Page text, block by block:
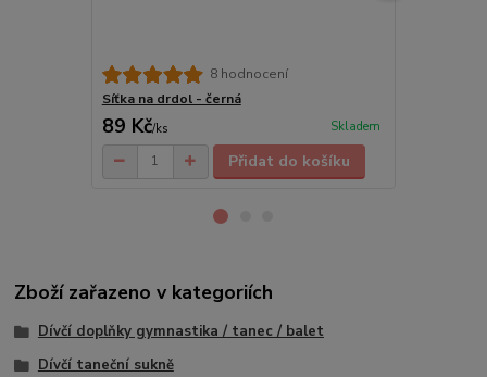
8 hodnocení
Síťka na drdol - černá
89 Kč/ks Skladem
Přidat do košíku
Zboží zařazeno v kategoriích
Dívčí doplňky gymnastika / tanec / balet
Dívčí taneční sukně